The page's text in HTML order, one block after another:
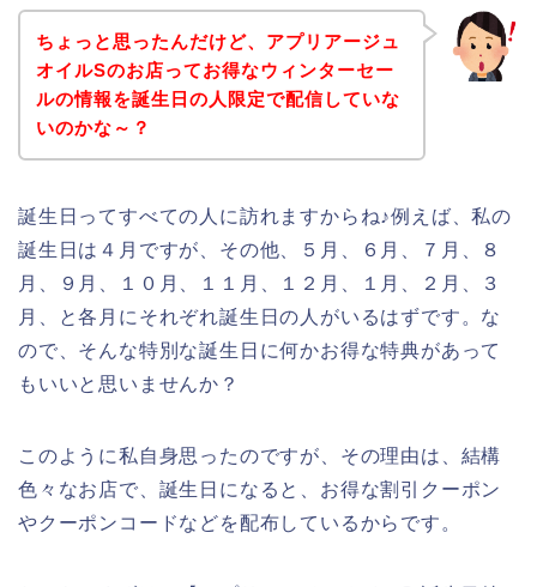
ちょっと思ったんだけど、アプリアージュ
オイルSのお店ってお得なウィンターセー
ルの情報を誕生日の人限定で配信していな
いのかな～？
誕生日ってすべての人に訪れますからね♪例えば、私の
誕生日は４月ですが、その他、５月、６月、７月、８
月、９月、１０月、１１月、１２月、１月、２月、３
月、と各月にそれぞれ誕生日の人がいるはずです。な
ので、そんな特別な誕生日に何かお得な特典があって
もいいと思いませんか？
このように私自身思ったのですが、その理由は、結構
色々なお店で、誕生日になると、お得な割引クーポン
やクーポンコードなどを配布しているからです。